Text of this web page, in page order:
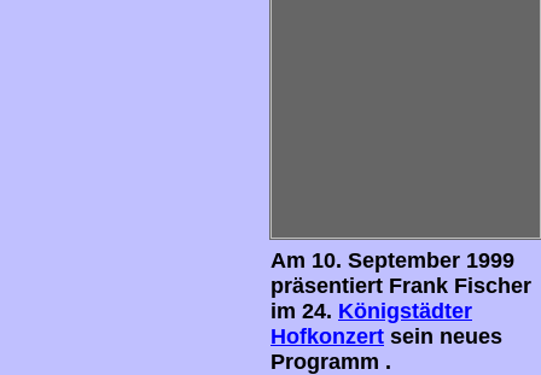
Am 10. September 1999
präsentiert Frank Fischer
im 24. Königstädter
Hofkonzert sein neues
Programm .